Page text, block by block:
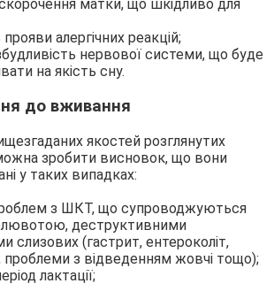
матки, що шкідливо для
алергічних реакцій;
нервової системи, що буде
на якість сну.
до вживання
якостей розглянутих
зробити висновок, що вони
у таких випадках:
з ШКТ, що супроводжуються
деструктивними
слизових (гастрит, ентероколіт,
проблеми з відведенням жовчі тощо);
лактації;